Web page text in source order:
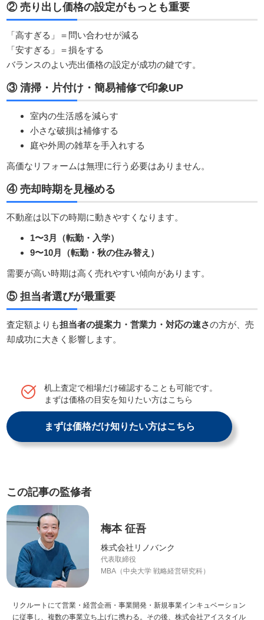
② 売り出し価格の設定がもっとも重要
「高すぎる」＝問い合わせが減る
「安すぎる」＝損をする
バランスのよい売出価格の設定が成功の鍵です。
③ 清掃・片付け・簡易補修で印象UP
室内の生活感を減らす
小さな破損は補修する
庭や外周の雑草を手入れする
高価なリフォームは無理に行う必要はありません。
④ 売却時期を見極める
不動産は以下の時期に動きやすくなります。
1〜3月（転勤・入学）
9〜10月（転勤・秋の住み替え）
需要が高い時期は高く売れやすい傾向があります。
⑤ 担当者選びが最重要
査定額よりも担当者の提案力・営業力・対応の速さの方が、売
却成功に大きく影響します。
机上査定で相場だけ確認することも可能です。
まずは価格の目安を知りたい方はこちら
まずは価格だけ知りたい方はこちら
この記事の監修者
梅本 征吾
株式会社リノバンク
代表取締役
MBA（中央大学 戦略経営研究科）
リクルートにて営業・経営企画・事業開発・新規事業インキュベーション
に従事し、複数の事業立ち上げに携わる。その後、株式会社アイスタイル